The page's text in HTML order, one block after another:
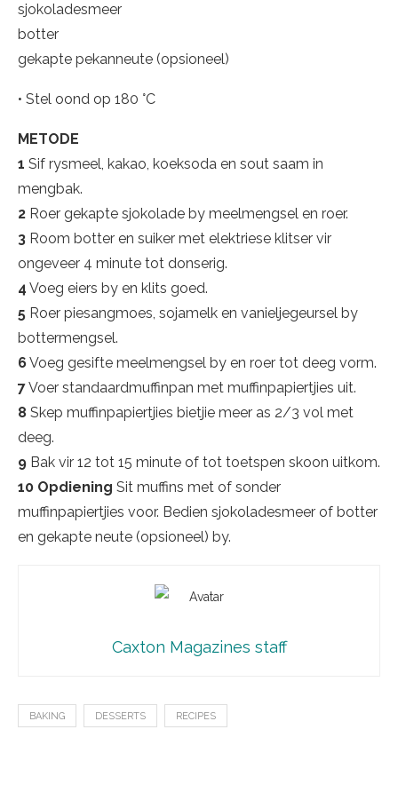
sjokoladesmeer
botter
gekapte pekanneute (opsioneel)
• Stel oond op 180 °C
METODE
1 Sif rysmeel, kakao, koeksoda en sout saam in
mengbak.
2 Roer gekapte sjokolade by meelmengsel en roer.
3 Room botter en suiker met elektriese klitser vir
ongeveer 4 minute tot donserig.
4 Voeg eiers by en klits goed.
5 Roer piesangmoes, sojamelk en vanieljegeursel by
bottermengsel.
6Voeg gesifte meelmengsel by en roer tot deeg vorm.
7Voer standaardmuffinpan met muffinpapiertjies uit.
8 Skep muffinpapiertjies bietjie meer as 2/3 vol met
deeg.
9 Bak vir 12 tot 15 minute of tot toetspen skoon uitkom.
10 Opdiening Sit muffins met of sonder
muffinpapiertjies voor. Bedien sjokoladesmeer of botter
en gekapte neute (opsioneel) by.
Caxton Magazines staff
BAKING DESSERTS RECIPES